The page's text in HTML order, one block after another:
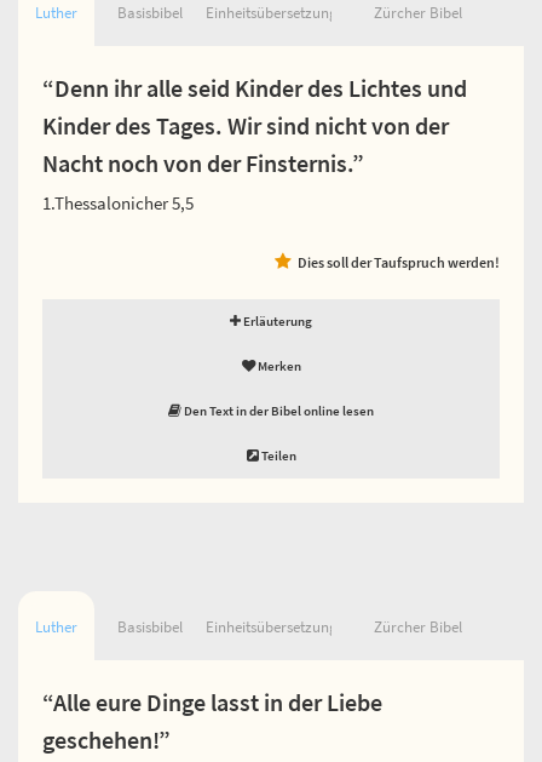
Luther Basisbibel Einheitsübersetzung Zürcher Bibel
“Denn ihr alle seid Kinder des Lichtes und
Kinder des Tages. Wir sind nicht von der
Nacht noch von der Finsternis.”
1.Thessalonicher 5,5
Dies soll der Taufspruch werden!
Erläuterung
Merken
Den Text in der Bibel online lesen
Teilen
Luther Basisbibel Einheitsübersetzung Zürcher Bibel
“Alle eure Dinge lasst in der Liebe
geschehen!”